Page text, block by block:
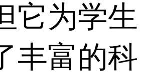
它为学生
丰富的科